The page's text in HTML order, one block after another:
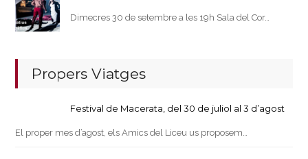
Dimecres 30 de setembre a les 19h Sala del Cor…
Propers Viatges
Festival de Macerata, del 30 de juliol al 3 d’agost
El proper mes d’agost, els Amics del Liceu us proposem…